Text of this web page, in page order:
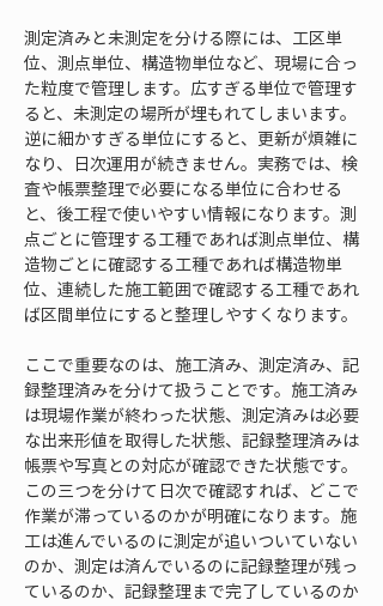
測定済みと未測定を分ける際には、工区単
位、測点単位、構造物単位など、現場に合っ
た粒度で管理します。広すぎる単位で管理す
ると、未測定の場所が埋もれてしまいます。
逆に細かすぎる単位にすると、更新が煩雑に
なり、日次運用が続きません。実務では、検
査や帳票整理で必要になる単位に合わせる
と、後工程で使いやすい情報になります。測
点ごとに管理する工種であれば測点単位、構
造物ごとに確認する工種であれば構造物単
位、連続した施工範囲で確認する工種であれ
ば区間単位にすると整理しやすくなります。
ここで重要なのは、施工済み、測定済み、記
録整理済みを分けて扱うことです。施工済み
は現場作業が終わった状態、測定済みは必要
な出来形値を取得した状態、記録整理済みは
帳票や写真との対応が確認できた状態です。
この三つを分けて日次で確認すれば、どこで
作業が滞っているのかが明確になります。施
工は進んでいるのに測定が追いついていない
のか、測定は済んでいるのに記録整理が残っ
ているのか、記録整理まで完了しているのか